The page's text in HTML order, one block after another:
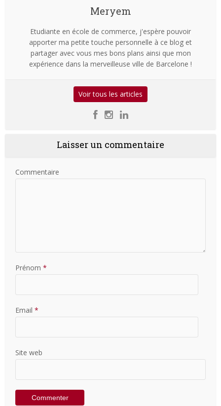
Meryem
Etudiante en école de commerce, j'espère pouvoir
apporter ma petite touche personnelle à ce blog et
partager avec vous mes bons plans ainsi que mon
expérience dans la merveilleuse ville de Barcelone !
Voir tous les articles
Laisser un commentaire
Commentaire
Prénom *
Email *
Site web